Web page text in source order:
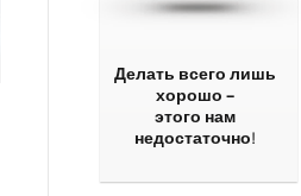
Делать всего лишь
хорошо –
этого нам
недостаточно!